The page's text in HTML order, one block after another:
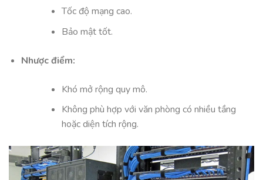
Tốc độ mạng cao.
Bảo mật tốt.
Nhược điểm:
Khó mở rộng quy mô.
Không phù hợp với văn phòng có nhiều tầng
hoặc diện tích rộng.